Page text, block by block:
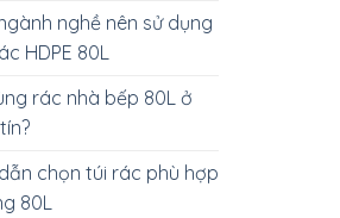
nghề nên sử dụng
HDPE 80L
rác nhà bếp 80L ở
chọn túi rác phù hợp
80L